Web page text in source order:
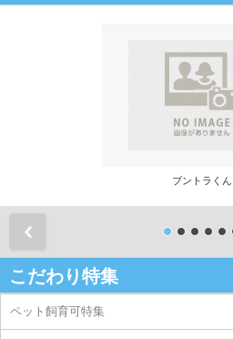
ブントラくん
こだわり特集
ペット飼育可特集